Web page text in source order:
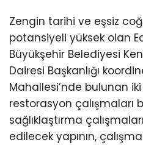
Zengin tarihi ve eşsiz
potansiyeli yüksek olan
Büyükşehir Belediyesi
Dairesi Başkanlığı
Mahallesi’nde bulunan iki
restorasyon çalışmaları
sağlıklaştırma
edilecek yapının,